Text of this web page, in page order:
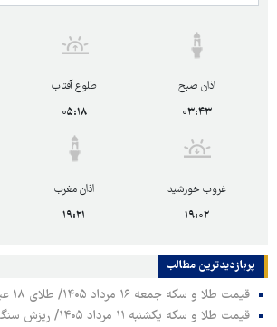
اذان صبح
۰۳:۴۳
طلوع آفتاب
۰۵:۱۸
غروب خورشید
۱۹:۰۲
اذان مغرب
۱۹:۲۱
پربازدیدترین‌ مطالب
قیمت طلا و سکه جمعه ۱۶ مرداد ۱۴۰۵/ طلای ۱۸ عیار امروز چند؟
قیمت طلا و سکه یکشنبه ۱۱ مرداد ۱۴۰۵/ ریزش سنگین سکه امامی